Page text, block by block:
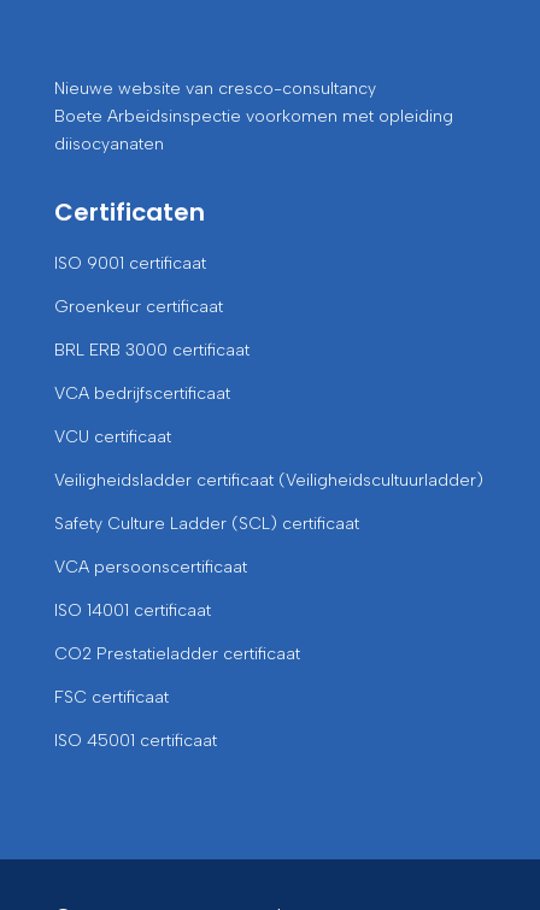
Nieuwe website van cresco-consultancy
Boete Arbeidsinspectie voorkomen met opleiding
diisocyanaten
Certificaten
ISO 9001 certificaat
Groenkeur certificaat
BRL ERB 3000 certificaat
VCA bedrijfscertificaat
VCU certificaat
Veiligheidsladder certificaat (Veiligheidscultuurladder)
Safety Culture Ladder (SCL) certificaat
VCA persoonscertificaat
ISO 14001 certificaat
CO2 Prestatieladder certificaat
FSC certificaat
ISO 45001 certificaat